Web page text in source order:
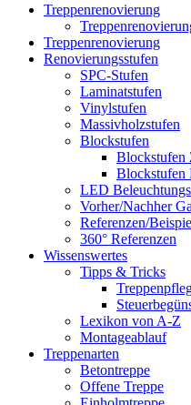
Treppenrenovierung
Treppenrenovierung
Renovierungsstufen
SPC-Stufen
Laminatstufen
Vinylstufen
Massivholzstufen
Blockstufen
Blockstufen
Blockstufen
LED
Vorher/Nachher
Referenzen/
360° Referenzen
Wissenswertes
Tipps & Tricks
Lexikon von A-Z
Montageablauf
Treppenarten
Betontreppe
Offene Treppe